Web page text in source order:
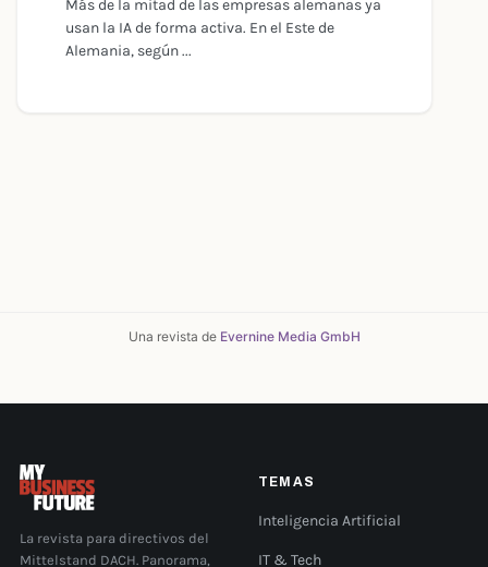
Más de la mitad de las empresas alemanas ya
usan la IA de forma activa. En el Este de
Alemania, según ...
Una revista de Evernine Media GmbH
La revista para directivos del
Mittelstand DACH. Panorama,
TEMAS
Inteligencia Artificial
IT & Tech